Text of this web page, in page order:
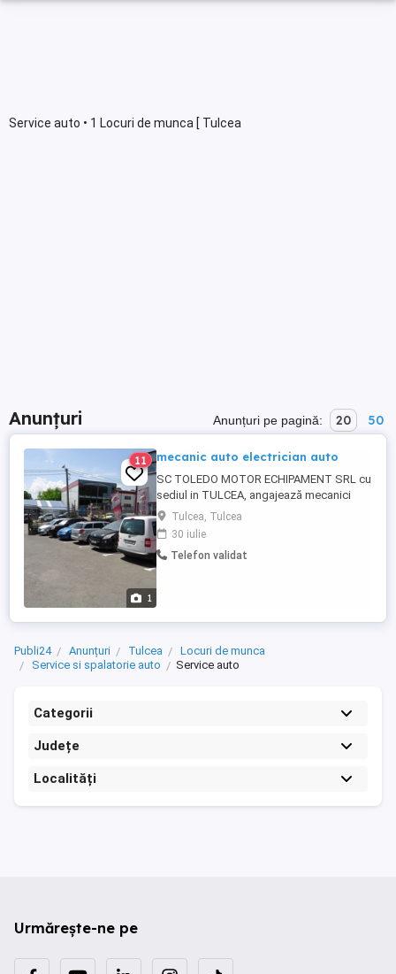
Service auto • 1 Locuri de munca [ Tulcea
Anunțuri Anunțuri pe pagină: 20 50
1
11 mecanic auto electrician auto
SC TOLEDO MOTOR ECHIPAMENT SRL cu
sediul in TULCEA, angajează mecanici
auto, electrician auto, condiții excelente
de munca si salariu atractiv! În cadrul
service-ului se execută lucrări generale de
mecanică: revizii, reparații articulații,
Tulcea, Tulcea
30 iulie
Telefon validat
Publi24 Anunțuri Tulcea
Locuri de munca
Service si spalatorie auto
Service auto
Categorii
Județe
Localități
Urmărește-ne pe